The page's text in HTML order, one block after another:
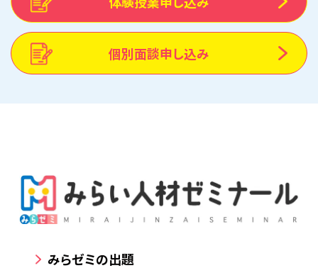
個別面談申し込み
みらゼミの出題